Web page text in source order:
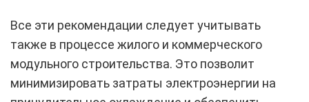
Все эти рекомендации следует учитывать
также в процессе жилого и коммерческого
модульного строительства. Это позволит
минимизировать затраты электроэнергии на